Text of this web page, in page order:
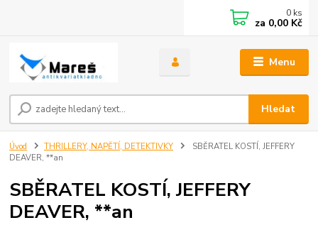
Menu
Hledat
0 ks
za 0,00 Kč
Úvod THRILLERY, NAPĚTÍ, DETEKTIVKY
SBĚRATEL KOSTÍ, JEFFERY
DEAVER, **an
SBĚRATEL KOSTÍ, JEFFERY
DEAVER, **an